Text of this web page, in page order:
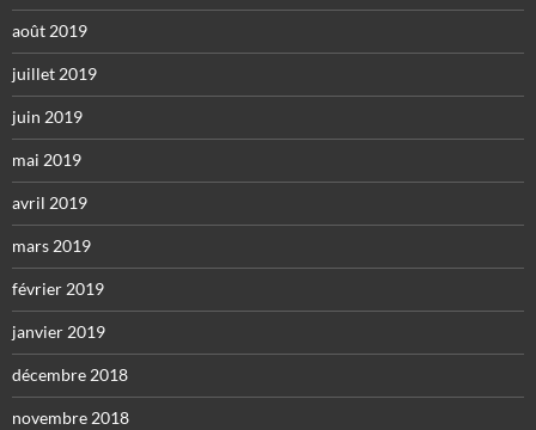
août 2019
juillet 2019
juin 2019
mai 2019
avril 2019
mars 2019
février 2019
janvier 2019
décembre 2018
novembre 2018